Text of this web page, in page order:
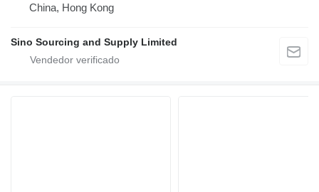
China, Hong Kong
Sino Sourcing and Supply Limited